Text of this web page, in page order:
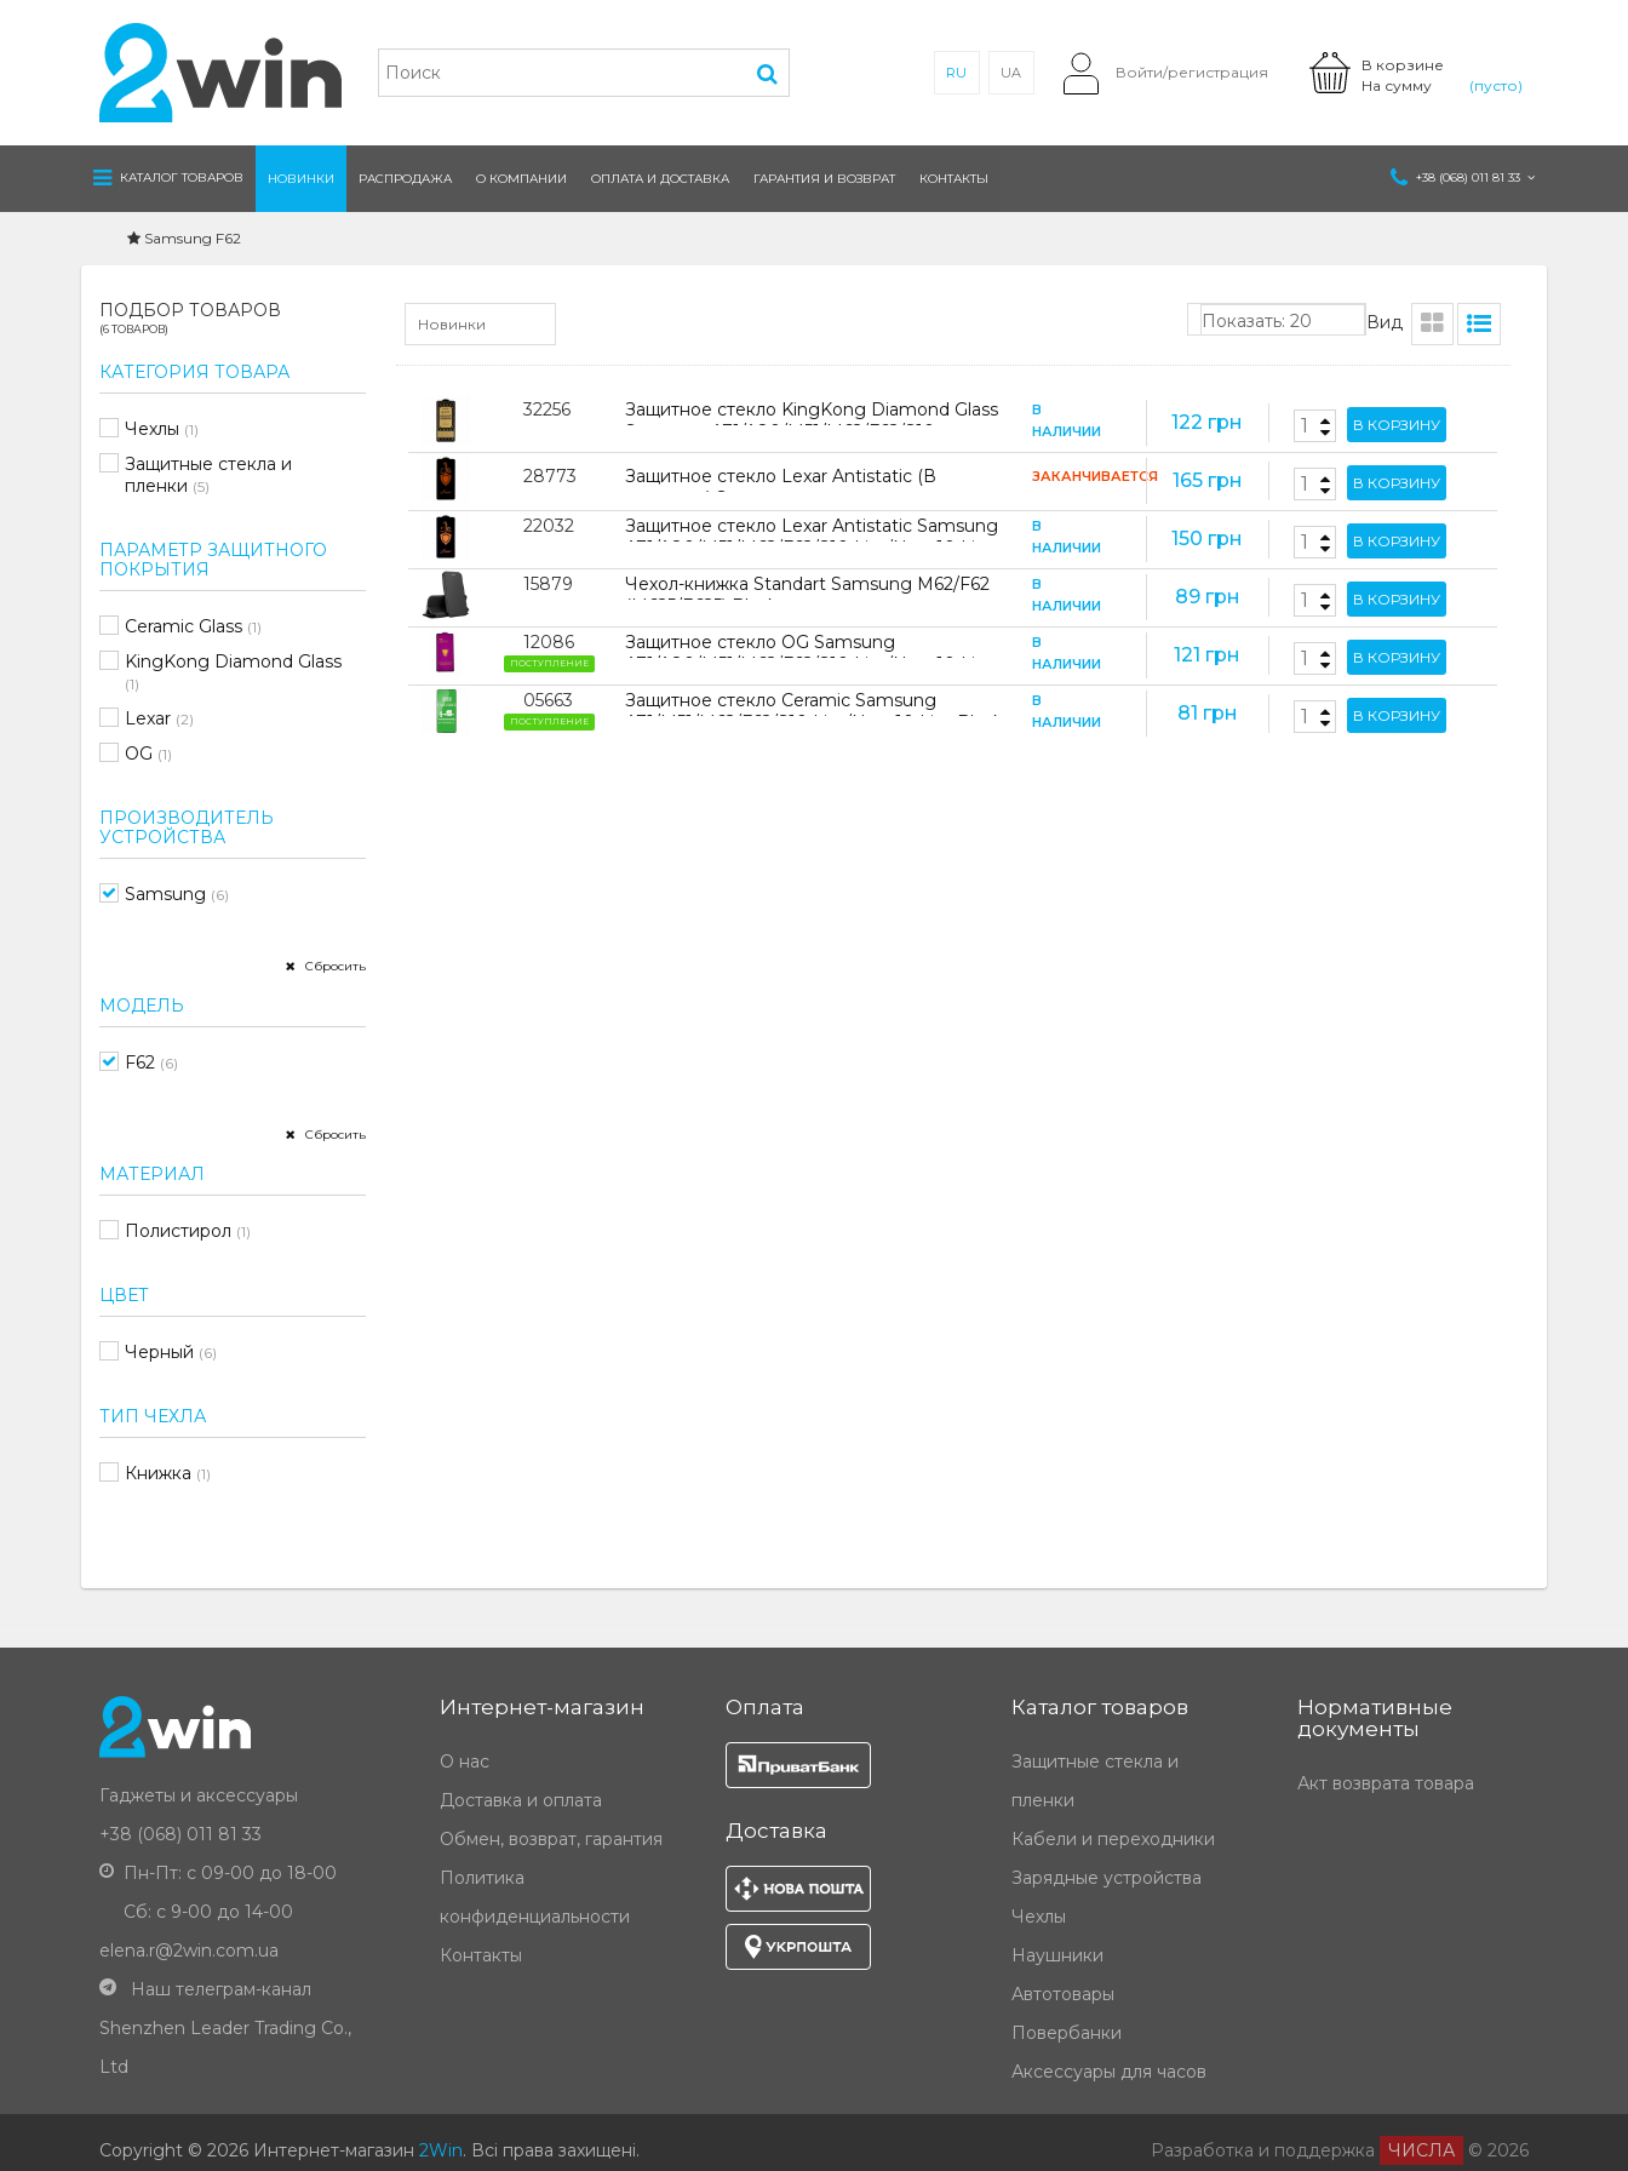
В корзине
На сумму
(пусто)
RU UA Войти/регистрация
КАТАЛОГ ТОВАРОВ НОВИНКИ РАСПРОДАЖА О КОМПАНИИ ОПЛАТА И ДОСТАВКА ГАРАНТИЯ И ВОЗВРАТ КОНТАКТЫ +38 (068) 011 81 33
Samsung F62
ПОДБОР ТОВАРОВ
(6 ТОВАРОВ)
КАТЕГОРИЯ ТОВАРА
Чехлы (1)
Защитные стекла и
пленки (5)
ПАРАМЕТР ЗАЩИТНОГО
ПОКРЫТИЯ
Ceramic Glass (1)
KingKong Diamond Glass
(1)
Lexar (2)
OG (1)
ПРОИЗВОДИТЕЛЬ
УСТРОЙСТВА
Samsung (6)
Сбросить
МОДЕЛЬ
F62 (6)
Сбросить
МАТЕРИАЛ
Полистирол (1)
ЦВЕТ
Черный (6)
ТИП ЧЕХЛА
Книжка (1)
Вид
Новинки Показать: 20
32256
Защитное стекло KingKong Diamond Glass
Samsung A71/A80/M51/M62/F62/S10
Lite/Note10 Lite
В
НАЛИЧИИ
122 грн В КОРЗИНУ
28773
Защитное стекло Lexar Antistatic (В
упаковке) Samsung
A71/A80/M51/M62/F62/S10 Lite/Note10 Lite
ЗАКАНЧИВАЕТСЯ 165 грн В КОРЗИНУ
22032
Защитное стекло Lexar Antistatic Samsung
A71/A80/M51/M62/F62/S10 Lite/Note10 Lite
В
НАЛИЧИИ
150 грн В КОРЗИНУ
15879
Чехол-книжка Standart Samsung M62/F62
(M625/E625) Black
В
НАЛИЧИИ
89 грн В КОРЗИНУ
12086
Защитное стекло OG Samsung
A71/A80/M51/M62/F62/S10 Lite/Note10 Lite
Black
ПОСТУПЛЕНИЕ
В
НАЛИЧИИ
121 грн В КОРЗИНУ
05663
Защитное стекло Ceramic Samsung
A71/M51/M62/F62/S10 Lite/Note10 Lite Black
ПОСТУПЛЕНИЕ
В
НАЛИЧИИ
81 грн В КОРЗИНУ
Гаджеты и аксессуары
+38 (068) 011 81 33
Пн-Пт: с 09-00 до 18-00
Сб: с 9-00 до 14-00
elena.r@2win.com.ua
Наш телеграм-канал
Shenzhen Leader Trading Co.,
Ltd
Интернет-магазин
О нас
Доставка и оплата
Обмен, возврат, гарантия
Политика
конфиденциальности
Контакты
Оплата
Доставка
Каталог товаров
Защитные стекла и
пленки
Кабели и переходники
Зарядные устройства
Чехлы
Наушники
Автотовары
Повербанки
Аксессуары для часов
Нормативные
документы
Акт возврата товара
Copyright © 2026 Интернет-магазин2Win. Всі права захищені. Разработка и поддержка ЧИСЛА © 2026